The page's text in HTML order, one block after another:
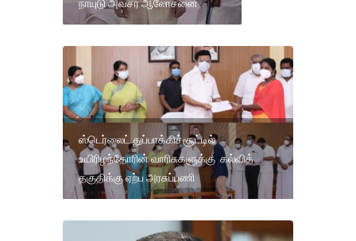
நாயுடு அவசர ஆலோசனை
ஸ்டெர்லைட் துப்பாக்கிச்சூட்டில்
உயிரிழந்தோரின் வாரிசுகளுக்கு கல்வித்
தகுதிக்கு ஏற்ப அரசுப்பணி